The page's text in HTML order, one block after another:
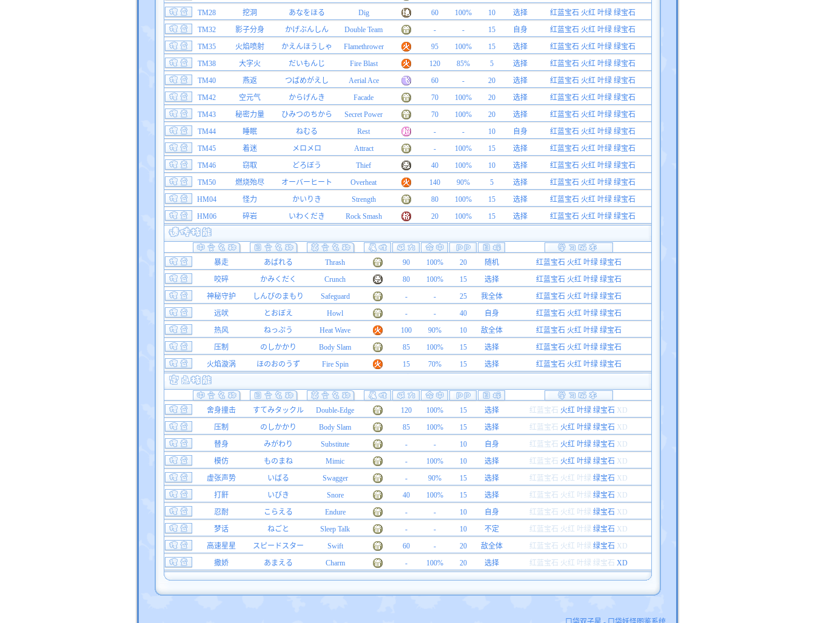
TM28
挖洞 あなをほる Dig 60 100% 10 选择
红蓝宝石 火红 叶绿 绿宝石
TM32
影子分身 かげぶんしん Double Team - - 15 自身
红蓝宝石 火红 叶绿 绿宝石
TM35
火焰喷射 かえんほうしゃ Flamethrower 95 100% 15 选择
红蓝宝石 火红 叶绿 绿宝石
TM38
大字火 だいもんじ Fire Blast 120 85% 5 选择
红蓝宝石 火红 叶绿 绿宝石
TM40
燕返 つばめがえし Aerial Ace 60 - 20 选择
红蓝宝石 火红 叶绿 绿宝石
TM42
空元气 からげんき Facade 70 100% 20 选择
红蓝宝石 火红 叶绿 绿宝石
TM43
秘密力量 ひみつのちから Secret Power 70 100% 20 选择
红蓝宝石 火红 叶绿 绿宝石
TM44
睡眠 ねむる Rest - - 10 自身
红蓝宝石 火红 叶绿 绿宝石
TM45
着迷 メロメロ Attract - 100% 15 选择
红蓝宝石 火红 叶绿 绿宝石
TM46
窃取 どろぼう Thief 40 100% 10 选择
红蓝宝石 火红 叶绿 绿宝石
TM50
燃烧殆尽 オーバーヒート Overheat 140 90% 5 选择
红蓝宝石 火红 叶绿 绿宝石
HM04
怪力 かいりき Strength 80 100% 15 选择
红蓝宝石 火红 叶绿 绿宝石
HM06
碎岩 いわくだき Rock Smash 20 100% 15 选择 红蓝宝石 火红 叶绿 绿宝石
暴走 あばれる Thrash 90 100% 20 随机
红蓝宝石 火红 叶绿 绿宝石
咬碎
かみくだく Crunch 80 100% 15 选择
红蓝宝石 火红 叶绿 绿宝石
神秘守护
しんぴのまもり Safeguard - - 25 我全体
红蓝宝石 火红 叶绿 绿宝石
远吠
とおぼえ Howl - - 40 自身
红蓝宝石 火红 叶绿 绿宝石
热风
ねっぷう Heat Wave 100 90% 10 敌全体
红蓝宝石 火红 叶绿 绿宝石
压制
のしかかり Body Slam 85 100% 15 选择
红蓝宝石 火红 叶绿 绿宝石
火焰漩涡
ほのおのうず Fire Spin 15 70% 15 选择 红蓝宝石 火红 叶绿 绿宝石
舍身撞击 すてみタックル Double-Edge 120 100% 15 选择 红蓝宝石 火红 叶绿 绿宝石 XD
压制
のしかかり Body Slam 85 100% 15 选择 红蓝宝石 火红 叶绿 绿宝石 XD
替身
みがわり Substitute - - 10 自身 红蓝宝石 火红 叶绿 绿宝石 XD
模仿
ものまね Mimic - 100% 10 选择 红蓝宝石 火红 叶绿 绿宝石 XD
虚张声势
いばる Swagger - 90% 15 选择 红蓝宝石 火红 叶绿 绿宝石 XD
打鼾
いびき Snore 40 100% 15 选择 红蓝宝石 火红 叶绿 绿宝石 XD
忍耐
こらえる Endure - - 10 自身 红蓝宝石 火红 叶绿 绿宝石 XD
梦话
ねごと Sleep Talk - - 10 不定 红蓝宝石 火红 叶绿 绿宝石 XD
高速星星
スピードスター Swift 60 - 20 敌全体 红蓝宝石 火红 叶绿 绿宝石 XD
撒娇
あまえる Charm - 100% 20 选择 红蓝宝石 火红 叶绿 绿宝石 XD